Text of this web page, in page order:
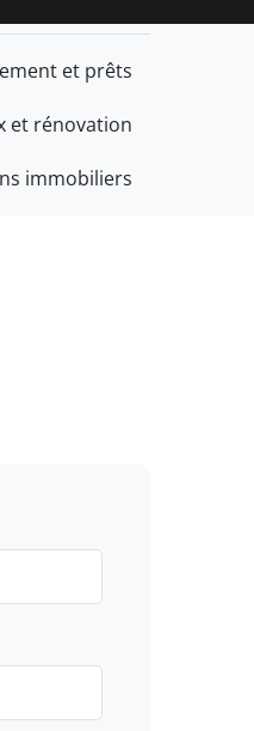
et prêts
et rénovation
immobiliers